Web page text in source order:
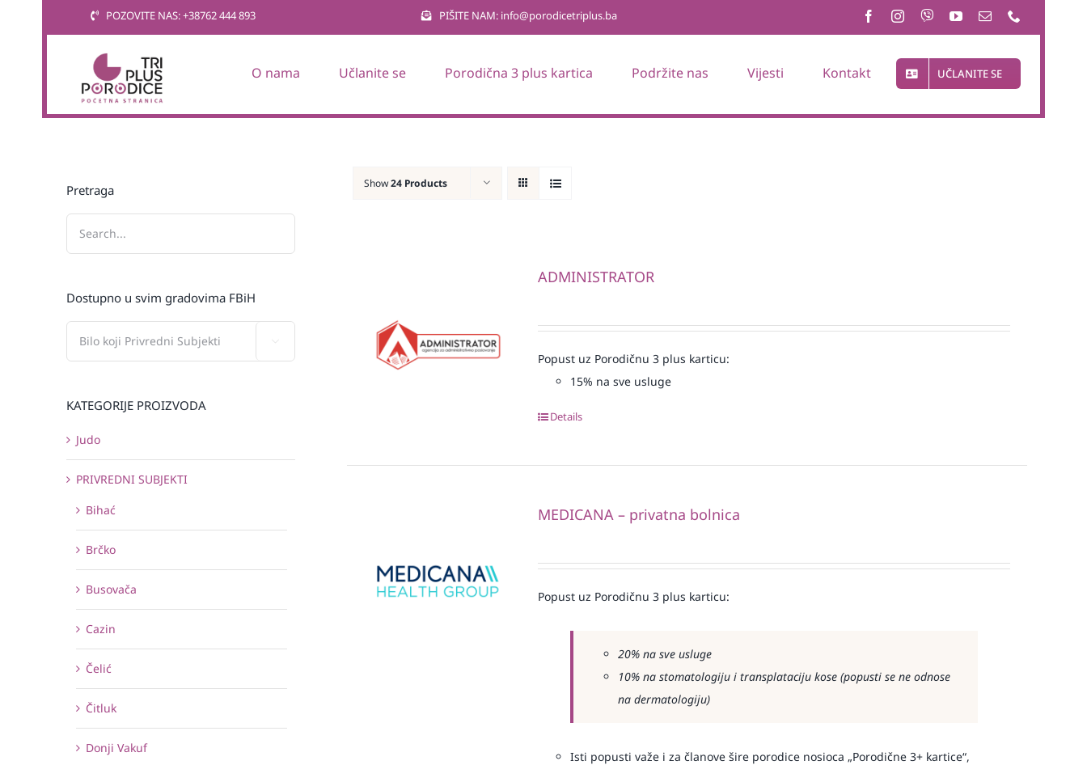
POZOVITE NAS: +38762 444 893 PIŠITE NAM: info@porodicetriplus.ba
O nama Učlanite se Porodična 3 plus kartica Podržite nas Vijesti Kontakt UČLANITE SE
Show24 Products
ADMINISTRATOR
Popust uz Porodičnu 3 plus karticu:
15% na sve usluge
Details
MEDICANA – privatna bolnica
Popust uz Porodičnu 3 plus karticu:
20% na sve usluge
10% na stomatologiju i transplataciju kose (popusti se ne odnose
na dermatologiju)
Isti popusti važe i za članove šire porodice nosioca „Porodične 3+ kartice“,
Pretraga
Dostupno u svim gradovima FBiH
KATEGORIJE PROIZVODA
Judo
PRIVREDNI SUBJEKTI
Bihać
Brčko
Busovača
Cazin
Čelić
Čitluk
Donji Vakuf